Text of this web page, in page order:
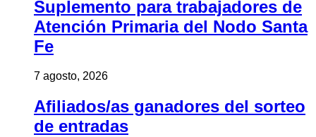
Suplemento para trabajadores de
Atención Primaria del Nodo Santa
Fe
7 agosto, 2026
Afiliados/as ganadores del sorteo
de entradas